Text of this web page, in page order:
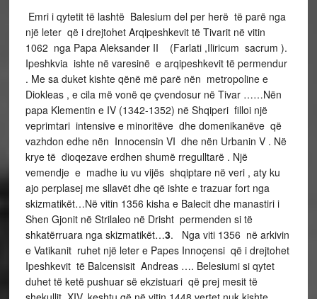
Emri i qytetit të lashtë Balesium del per herë të parë nga
një leter që i drejtohet Arqipeshkevit të Tivarit në vitin
1062 nga Papa Aleksander II (Farlati ,Iliricum sacrum ).
Ipeshkvia ishte në varesinë e arqipeshkevit të permendur
. Me sa duket kishte qënë më parë nën metropoline e
Diokleas , e cila më vonë qe çvendosur në Tivar ……Nën
papa Klementin e IV (1342-1352) në Shqiperi filloi një
veprimtari intensive e minoritëve dhe domenikanëve që
vazhdon edhe nën Innocensin VI dhe nën Urbanin V . Në
krye të dioqezave erdhen shumë rregulltarë . Një
vemendje e madhe iu vu vijës shqiptare në veri , aty ku
ajo perplasej me sllavët dhe që ishte e trazuar fort nga
skizmatikët…Në vitin 1356 kisha e Balecit dhe manastiri i
Shen Gjonit në Strilaleo në Drisht permenden si të
shkatërruara nga skizmatikët…3. Nga viti 1356 në arkivin
e Vatikanit ruhet një leter e Papes Innoçensi që i drejtohet
Ipeshkevit të Balcensisit Andreas …. Belesiumi si qytet
duhet të ketë pushuar së ekzistuari që prej mesit të